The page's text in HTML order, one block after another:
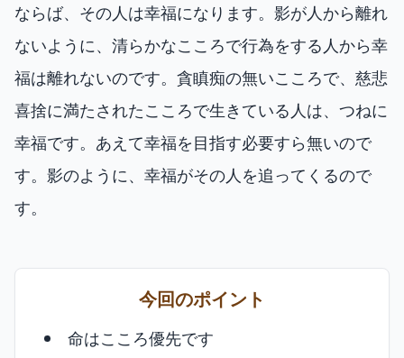
ならば、その人は幸福になります。影が人から離れ
ないように、清らかなこころで行為をする人から幸
福は離れないのです。貪瞋痴の無いこころで、慈悲
喜捨に満たされたこころで生きている人は、つねに
幸福です。あえて幸福を目指す必要すら無いので
す。影のように、幸福がその人を追ってくるので
す。
今回のポイント
命はこころ優先です